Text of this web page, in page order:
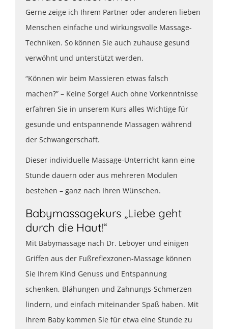
Gerne zeige ich Ihrem Partner oder anderen lieben
Menschen einfache und wirkungsvolle Massage-
Techniken. So können Sie auch zuhause gesund
verwöhnt und unterstützt werden.
“Können wir beim Massieren etwas falsch
machen?” – Keine Sorge! Auch ohne Vorkenntnisse
erfahren Sie in unserem Kurs alles Wichtige für
gesunde und entspannende Massagen während
der Schwangerschaft.
Dieser individuelle Massage-Unterricht kann eine
Stunde dauern oder aus mehreren Modulen
bestehen – ganz nach Ihren Wünschen.
Babymassagekurs „Liebe geht
durch die Haut!“
Mit Babymassage nach Dr. Leboyer und einigen
Griffen aus der Fußreflexzonen-Massage können
Sie Ihrem Kind Genuss und Entspannung
schenken, Blähungen und Zahnungs-Schmerzen
lindern, und einfach miteinander Spaß haben. Mit
Ihrem Baby kommen Sie für etwa eine Stunde zu